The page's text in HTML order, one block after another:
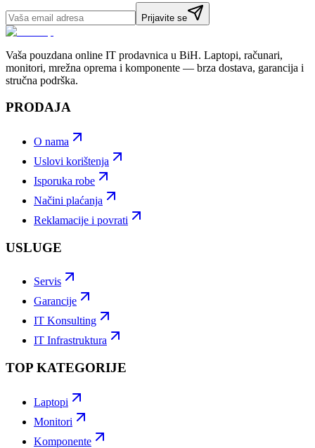
Prijavite se
Vaša pouzdana online IT prodavnica u BiH. Laptopi, računari,
monitori, mrežna oprema i komponente — brza dostava, garancija i
stručna podrška.
PRODAJA
O nama
Uslovi korištenja
Isporuka robe
Načini plaćanja
Reklamacije i povrati
USLUGE
Servis
Garancije
IT Konsulting
IT Infrastruktura
TOP KATEGORIJE
Laptopi
Monitori
Komponente